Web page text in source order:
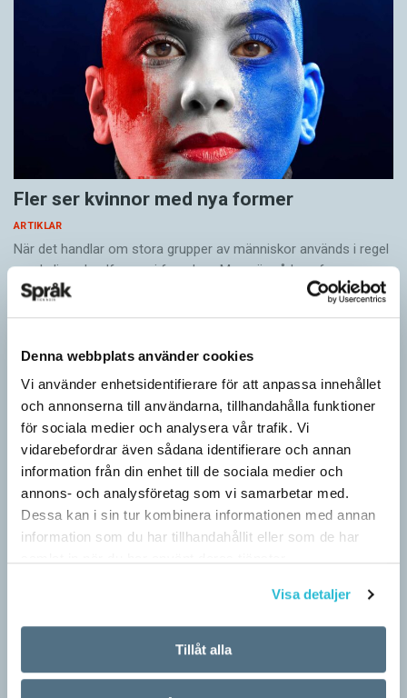
Denna webbplats använder cookies
Vi använder enhetsidentifierare för att anpassa innehållet
och annonserna till användarna, tillhandahålla funktioner
för sociala medier och analysera vår trafik. Vi
vidarebefordrar även sådana identifierare och annan
information från din enhet till de sociala medier och
annons- och analysföretag som vi samarbetar med.
Dessa kan i sin tur kombinera informationen med annan
information som du har tillhandahållit eller som de har
Visa detaljer
Tillåt alla
Fler ser kvinnor med nya former
ARTIKLAR
När det handlar om stora grupper av människor används i regel
maskulina pluralformer i franskan. Men när sådana ­former
ersätts av dubbel­former som les étudiantes…
Pronomen avslöjar vem som ska tala
meningsstruktur. Ändå har tvååringar lärt sig grunderna
i turtagning i samtal. Förmågan utvecklas ytterligare i takt med…